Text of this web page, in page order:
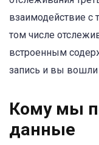
взаимодействие
том числе
встроенным
запись и вы вошли
Кому мы
данные